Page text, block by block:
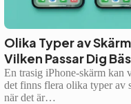
Olika Typer av
Vilken Passar Dig
En trasig iPhone-skärm kan
det finns flera olika typer av
när det är…